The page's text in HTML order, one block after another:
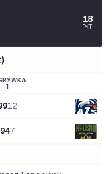
18
PKT
1
12
947